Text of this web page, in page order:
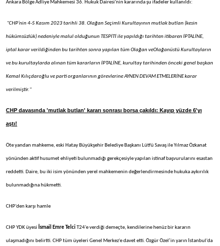
Ankara Bölge Adliye Mahkemesi 36. Hukuk Dairesi'nin kararında şu ifadeler kullanıldı:
"CHP’nin 4-5 Kasım 2023 tarihli 38. Olağan Seçimli Kurultayının mutlak butlan (kesin
hükümsüzlük) nedeniyle malul olduğunun TESPİTİ ile yapıldığı tarihten itibaren İPTALİNE,
iptal karar verildiğinden bu tarihten sonra yapılan tüm Olağan veOlağanüstü Kurultayların
ve bu kurultaylarda alınan tüm kararların İPTALİNE, kurultay tarihinden önceki genel başkan
Kemal Kılıçdaroğlu ve parti organlarının görevlerine AYNEN DEVAM ETMELERİNE karar
verilmiştir."
CHP davasında 'mutlak butlan' kararı sonrası borsa çakıldı: Kayıp yüzde 6'yı
aştı!
Öte yandan mahkeme, eski Hatay Büyükşehir Belediye Başkanı Lütfü Savaş ile Yılmaz Özkanat
yönünden aktif husumet ehliyeti bulunmadığı gerekçesiyle yapılan istinaf başvurularını esastan
reddetti. Daire, bu iki isim yönünden yerel mahkemenin değerlendirmesinde hukuka aykırılık
bulunmadığına hükmetti.
CHP'den karşı hamle
CHP YDK üyesi İsmail Emre Telci T24'e verdiği demeçte, kendilerine henüz bir kararın
ulaşmadığını belirtti. CHP tüm üyeleri Genel Merkez'e davet etti. Özgür Özel’in yarın İstanbul'da